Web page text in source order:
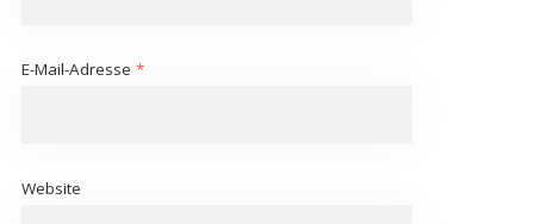
E-Mail-Adresse *
Website